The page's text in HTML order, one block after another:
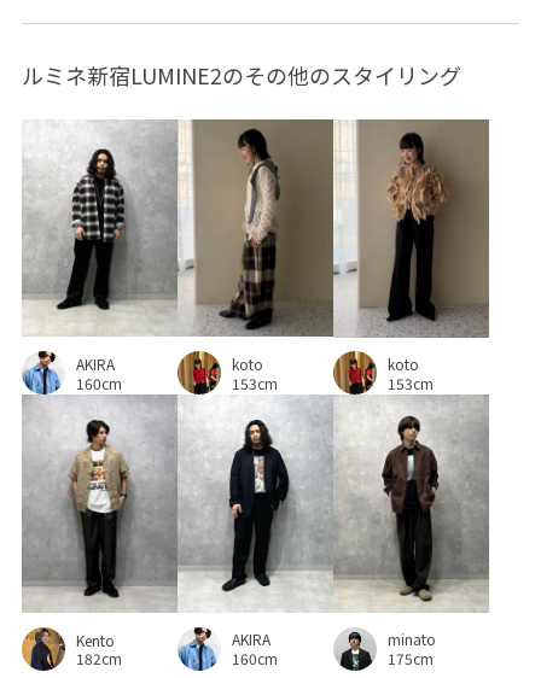
ルミネ新宿LUMINE2のその他のスタイリング
AKIRA
160cm
koto
153cm
koto
153cm
Kento
182cm
AKIRA
160cm
minato
175cm